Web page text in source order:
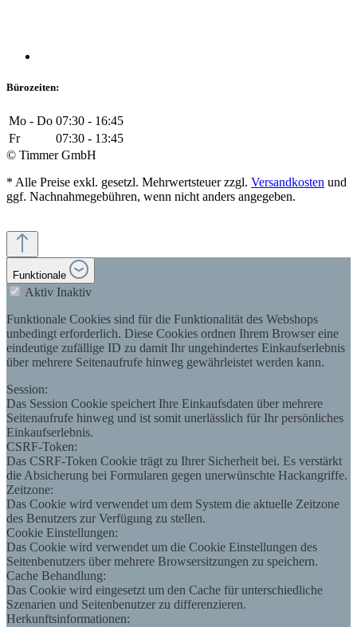
Bürozeiten:
Mo - Do 07:30 - 16:45
Fr
07:30 - 13:45
© Timmer GmbH
* Alle Preise exkl. gesetzl. Mehrwertsteuer zzgl. Versandkosten und
ggf. Nachnahmegebühren, wenn nicht anders angegeben.
Funktionale
Aktiv Inaktiv
Funktionale Cookies sind für die Funktionalität des Webshops
unbedingt erforderlich. Diese Cookies ordnen Ihrem Browser eine
eindeutige zufällige ID zu damit Ihr ungehindertes Einkaufserlebnis
über mehrere Seitenaufrufe hinweg gewährleistet werden kann.
Session:
Das Session Cookie speichert Ihre Einkaufsdaten über mehrere
Seitenaufrufe hinweg und ist somit unerlässlich für Ihr persönliches
Einkaufserlebnis.
CSRF-Token:
Das CSRF-Token Cookie trägt zu Ihrer Sicherheit bei. Es verstärkt
die Absicherung bei Formularen gegen unerwünschte Hackangriffe.
Zeitzone:
Das Cookie wird verwendet um dem System die aktuelle Zeitzone
des Benutzers zur Verfügung zu stellen.
Cookie Einstellungen:
Das Cookie wird verwendet um die Cookie Einstellungen des
Seitenbenutzers über mehrere Browsersitzungen zu speichern.
Cache Behandlung:
Das Cookie wird eingesetzt um den Cache für unterschiedliche
Szenarien und Seitenbenutzer zu differenzieren.
Herkunftsinformationen: